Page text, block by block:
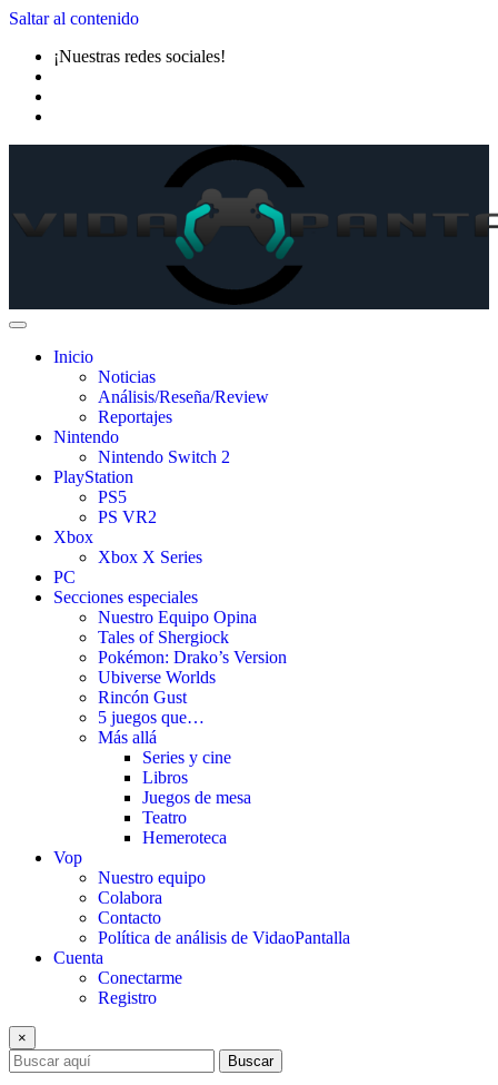
Saltar al contenido
¡Nuestras redes sociales!
Inicio
Noticias
Análisis/Reseña/Review
Reportajes
Nintendo
Nintendo Switch 2
PlayStation
PS5
PS VR2
Xbox
Xbox X Series
PC
Secciones especiales
Nuestro Equipo Opina
Tales of Shergiock
Pokémon: Drako’s Version
Ubiverse Worlds
Rincón Gust
5 juegos que…
Más allá
Series y cine
Libros
Juegos de mesa
Teatro
Hemeroteca
Vop
Nuestro equipo
Colabora
Contacto
Política de análisis de VidaoPantalla
Cuenta
Conectarme
Registro
×
Buscar